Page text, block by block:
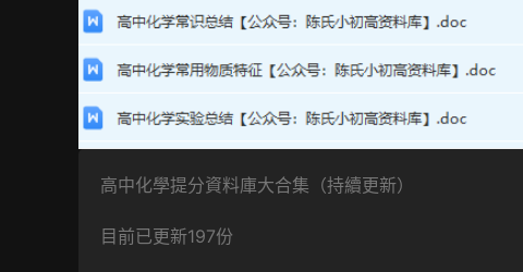
高中化學提分資料庫大合集（持續更新）
目前已更新197份